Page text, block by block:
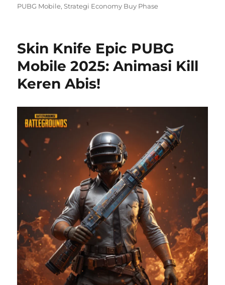
on
PUBG Mobile,Strategi Economy Buy Phase
Skin Knife Epic PUBG
Mobile 2025: Animasi Kill
Keren Abis!